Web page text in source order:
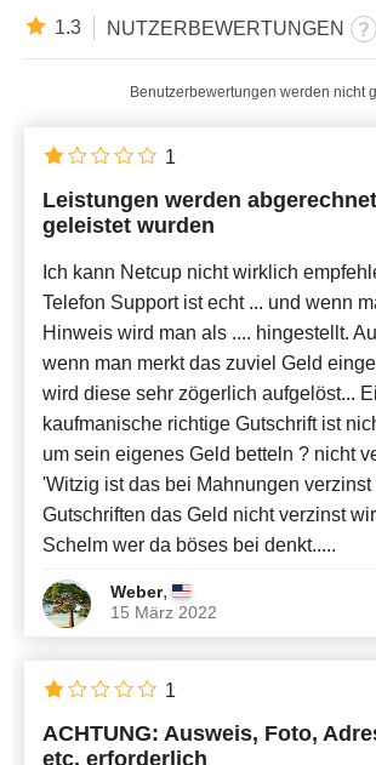
1.3 NUTZERBEWERTUNGEN
Benutzerbewertungen werden nicht
Neueste
Leistungen werden
geleistet wurden
Ich kann Netcup nicht wirklich
Telefon Support ist echt ... und wenn
Hinweis wird man als .... hingestellt.
wenn man merkt das zuviel Geld
wird diese sehr zögerlich aufgelöst...
kaufmanische richtige Gutschrift ist
um sein eigenes Geld betteln ? nicht
'Witzig ist das bei Mahnungen
Gutschriften das Geld nicht verzinst
Schelm wer da böses bei denkt.....
Weber,
15 März 2022
1
ACHTUNG: Ausweis, Foto,
etc. erforderlich
1